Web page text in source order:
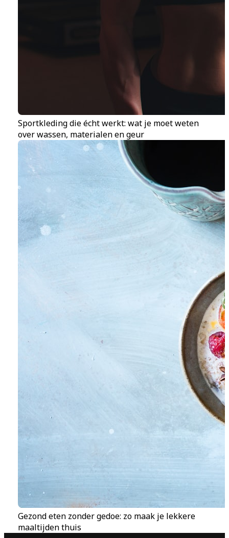
Sportkleding die écht werkt: wat je moet weten
over wassen, materialen en geur
Gezond eten zonder gedoe: zo maak je lekkere
maaltijden thuis